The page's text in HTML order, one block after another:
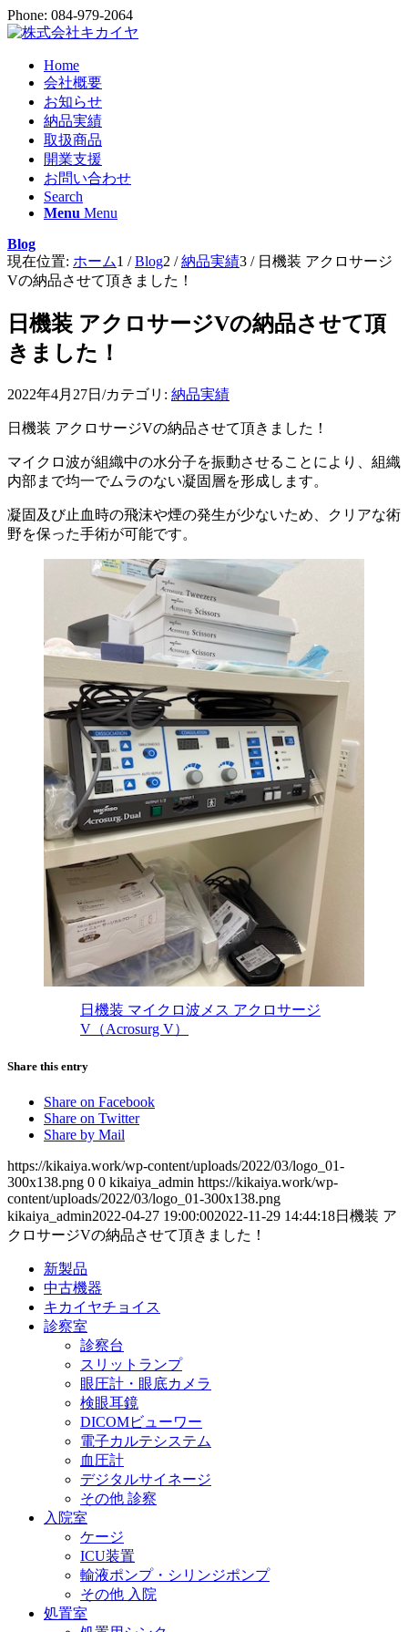
Phone: 084-979-2064
Home
会社概要
お知らせ
納品実績
取扱商品
開業支援
お問い合わせ
Search
Menu Menu
Blog
現在位置: ホーム1 / Blog2 / 納品実績3 / 日機装 アクロサージ
Vの納品させて頂きました！
日機装 アクロサージVの納品させて頂
きました！
2022年4月27日 /カテゴリ: 納品実績
日機装 アクロサージVの納品させて頂きました！
マイクロ波が組織中の水分子を振動させることにより、組織
内部まで均一でムラのない凝固層を形成します。
凝固及び止血時の飛沫や煙の発生が少ないため、クリアな術
野を保った手術が可能です。
日機装 マイクロ波メス アクロサージ
V（Acrosurg V）
Share this entry
Share on Facebook
Share on Twitter
Share by Mail
https://kikaiya.work/wp-content/uploads/2022/03/logo_01-
300x138.png 0 0 kikaiya_admin https://kikaiya.work/wp-
content/uploads/2022/03/logo_01-300x138.png
kikaiya_admin2022-04-27 19:00:002022-11-29 14:44:18日機装 ア
クロサージVの納品させて頂きました！
新製品
中古機器
キカイヤチョイス
診察室
診察台
スリットランプ
眼圧計・眼底カメラ
検眼耳鏡
DICOMビューワー
電子カルテシステム
血圧計
デジタルサイネージ
その他 診察
入院室
ケージ
ICU装置
輸液ポンプ・シリンジポンプ
その他 入院
処置室